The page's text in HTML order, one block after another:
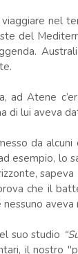
nel
del
ad Atene
di lui aveva
da alcuni
esempio, lo
che il
suo studio
il nostro